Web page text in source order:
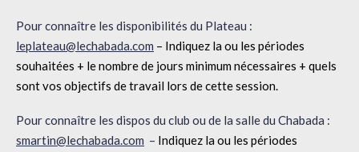
Pour connaître les disponibilités du Plateau :
leplateau@lechabada.com – Indiquez la ou les périodes
souhaitées + le nombre de jours minimum nécessaires + quels
sont vos objectifs de travail lors de cette session.
Pour connaître les dispos du club ou de la salle du Chabada :
smartin@lechabada.com – Indiquez la ou les périodes